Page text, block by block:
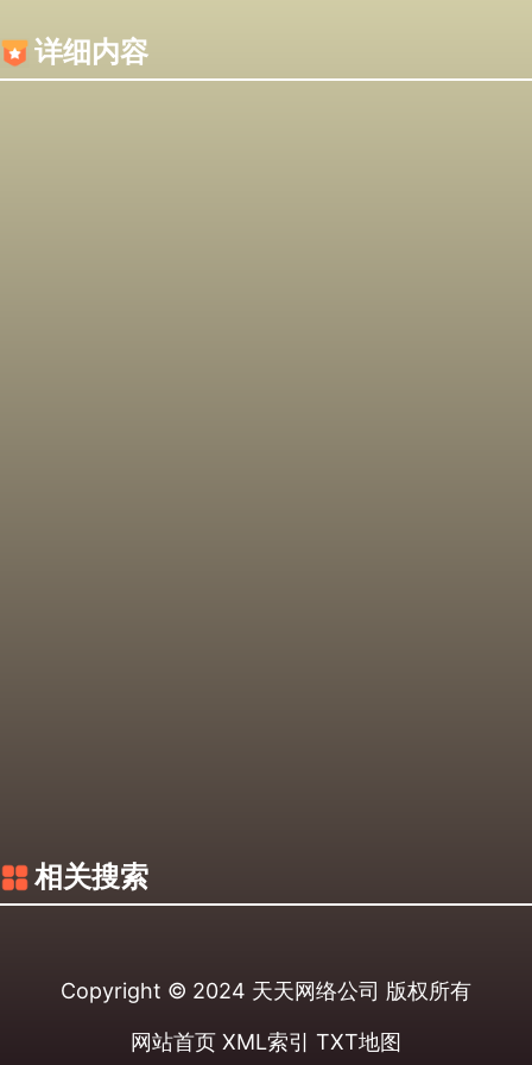
详细内容
相关搜索
Copyright © 2024 天天网络公司 版权所有
网站首页 XML索引 TXT地图